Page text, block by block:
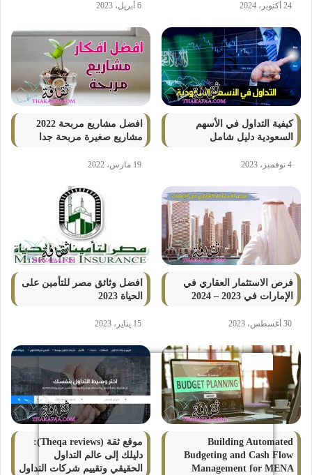
24 أكتوبر، 2024 6 أبريل، 2023
كيفية التداول في الأسهم
السعودية دليل شامل
4 نوفمبر، 2023
افضل مشاريع مربحة 2022
مشاريع صغيرة مربحة جدا
19 مارس، 2022
فرص الاستثمار العقاري في
الإمارات في 2023 – 2024
30 أغسطس، 2023
افضل وثائق مصر للتأمين على
الحياة 2023
15 يناير، 2023
Building Automated
Budgeting and Cash Flow
Management for MENA
موقع ثقة (Theqa reviews):
دليلك إلى عالم التداول
الحقيقي وتقييم شركات التداول